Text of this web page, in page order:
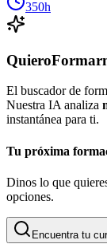
350h
El buscador de
Nuestra IA analiza
instantánea para ti.
Tu próxima
Dinos lo que
opciones.
Encuentra tu